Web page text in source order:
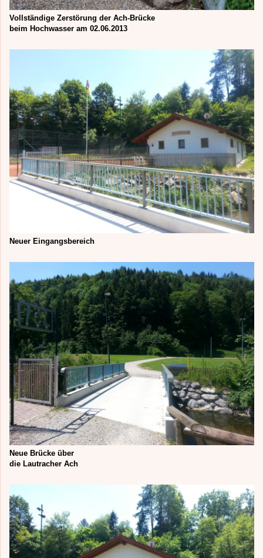
Vollständige Zerstörung der Ach-Brücke
beim Hochwasser am 02.06.2013
Neuer Eingangsbereich
Neue Brücke über
die Lautracher Ach